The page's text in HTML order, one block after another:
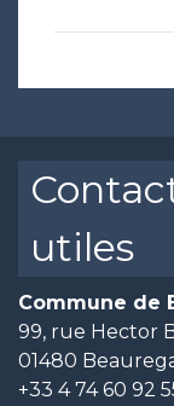
utiles
Commune de
99, rue Hector
01480
+33 4 74 60 92